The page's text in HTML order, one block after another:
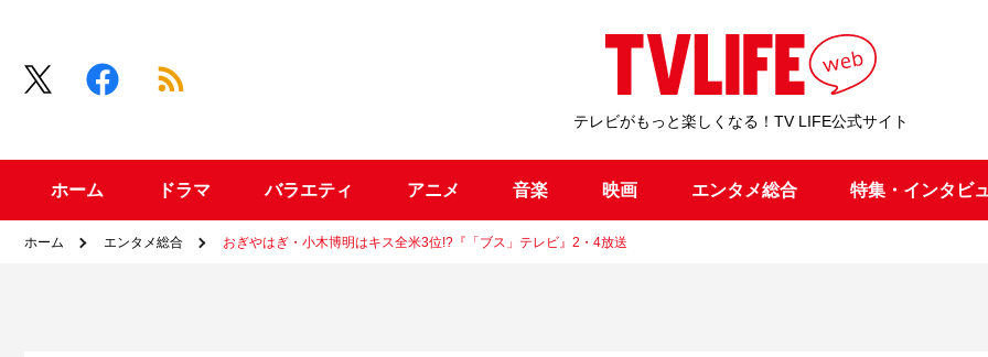
テレビがもっと楽しくなる！TV LIFE公式サイト
ホーム ドラマ バラエティ アニメ 音楽 映画 エンタメ総合 特集・インタビ
ホーム エンタメ総合 おぎやはぎ・小木博明はキス全米3位!?『「ブス」テレビ』2・4放送